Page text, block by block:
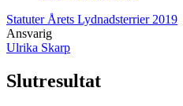
Statuter Årets Lydnadsterrier 2019
Ansvarig
Ulrika Skarp
Slutresultat